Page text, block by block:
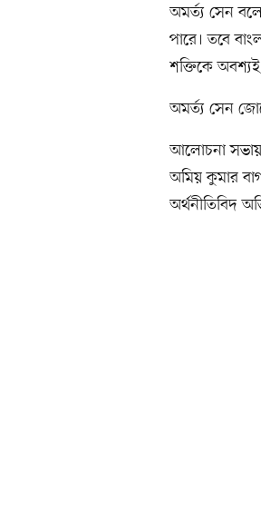
অমর্ত্য সেন
পারে। তবে
শক্তিকে
অমর্ত্য সেন
আলোচনা সভায়
অমিয় কুমার
অর্থনীতিবিদ